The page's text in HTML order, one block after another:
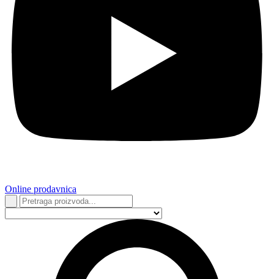
Online prodavnica